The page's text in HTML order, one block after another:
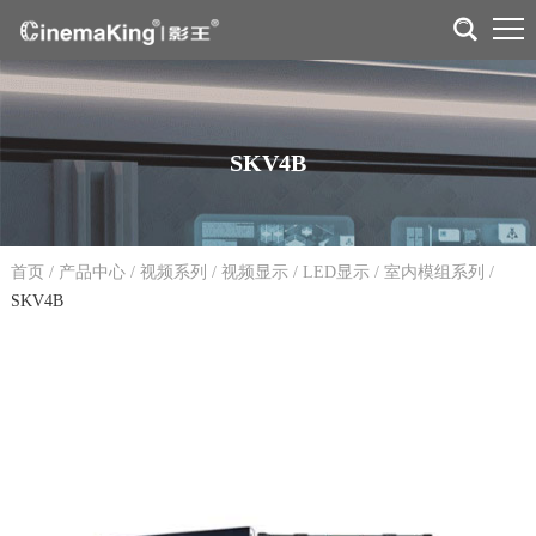
SKV4B
首页 / 产品中心/ 视频系列 / 视频显示/ LED显示/ 室内模组系列 /
SKV4B